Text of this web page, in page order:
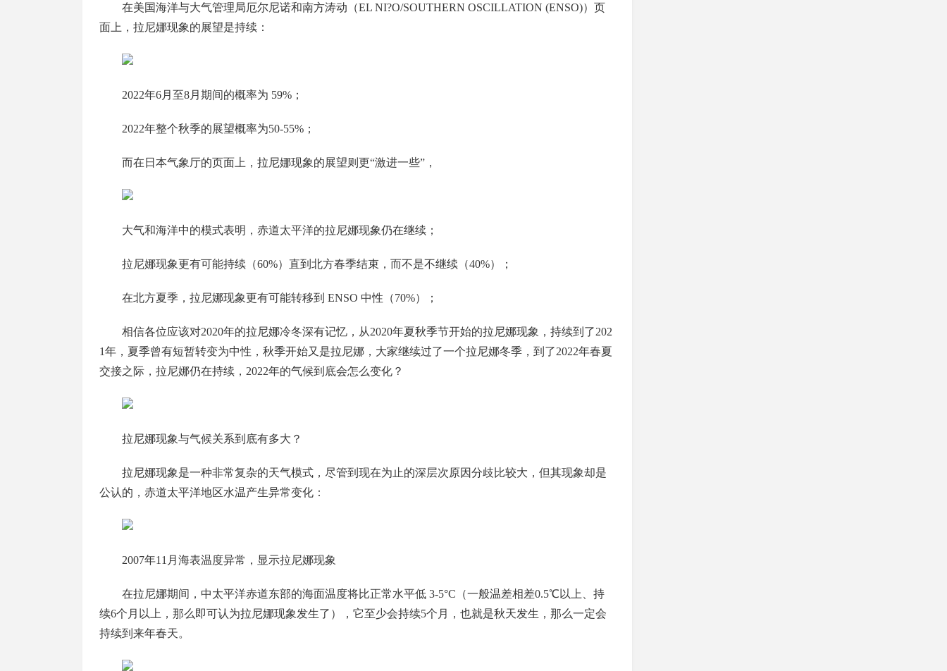
在美国海洋与大气管理局厄尔尼诺和南方涛动（EL NI?O/SOUTHERN OSCILLATION (ENSO)）页
面上，拉尼娜现象的展望是持续：
2022年6月至8月期间的概率为 59%；
2022年整个秋季的展望概率为50-55%；
而在日本气象厅的页面上，拉尼娜现象的展望则更“激进一些”，
大气和海洋中的模式表明，赤道太平洋的拉尼娜现象仍在继续；
拉尼娜现象更有可能持续（60%）直到北方春季结束，而不是不继续（40%）；
在北方夏季，拉尼娜现象更有可能转移到 ENSO 中性（70%）；
相信各位应该对2020年的拉尼娜冷冬深有记忆，从2020年夏秋季节开始的拉尼娜现象，持续到了202
1年，夏季曾有短暂转变为中性，秋季开始又是拉尼娜，大家继续过了一个拉尼娜冬季，到了2022年春夏
交接之际，拉尼娜仍在持续，2022年的气候到底会怎么变化？
拉尼娜现象与气候关系到底有多大？
拉尼娜现象是一种非常复杂的天气模式，尽管到现在为止的深层次原因分歧比较大，但其现象却是
公认的，赤道太平洋地区水温产生异常变化：
2007年11月海表温度异常，显示拉尼娜现象
在拉尼娜期间，中太平洋赤道东部的海面温度将比正常水平低 3-5°C（一般温差相差0.5℃以上、持
续6个月以上，那么即可认为拉尼娜现象发生了），它至少会持续5个月，也就是秋天发生，那么一定会
持续到来年春天。